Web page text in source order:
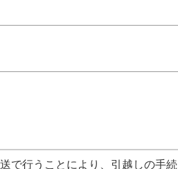
で行うことにより、引越しの手続